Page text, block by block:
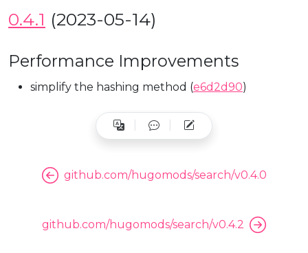
0.4.1 (2023-05-14)
Performance Improvements
simplify the hashing method (e6d2d90)
github.com/hugomods/search/v0.4.0
github.com/hugomods/search/v0.4.2